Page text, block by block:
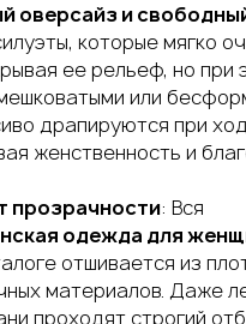
оверсайз и
которые мягко
ее рельеф, но при
или
драпируются при
женственность и
прозрачности: Вся
одежда для
отшивается из
материалов. Даже
проходят строгий